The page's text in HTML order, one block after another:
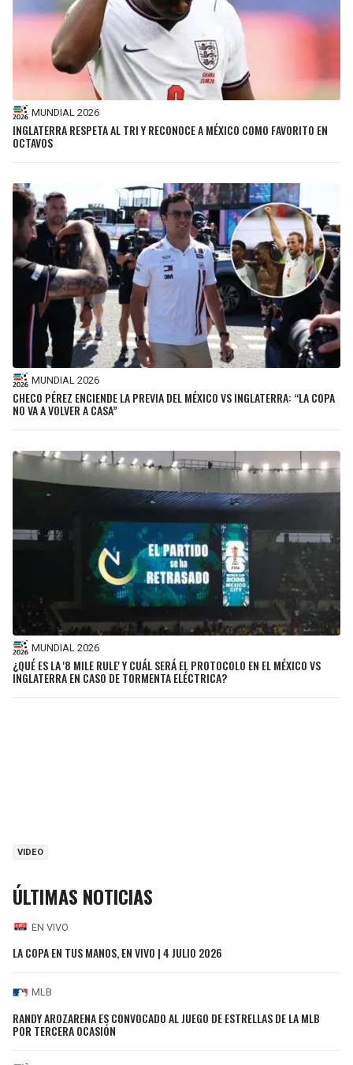
MUNDIAL 2026
INGLATERRA RESPETA AL TRI Y RECONOCE A MÉXICO COMO FAVORITO EN
OCTAVOS
MUNDIAL 2026
CHECO PÉREZ ENCIENDE LA PREVIA DEL MÉXICO VS INGLATERRA: “LA COPA
NO VA A VOLVER A CASA”
MUNDIAL 2026
¿QUÉ ES LA '8 MILE RULE' Y CUÁL SERÁ EL PROTOCOLO EN EL MÉXICO VS
INGLATERRA EN CASO DE TORMENTA ELÉCTRICA?
VIDEO
ÚLTIMAS NOTICIAS
EN VIVO
LA COPA EN TUS MANOS, EN VIVO | 4 JULIO 2026
MLB
RANDY AROZARENA ES CONVOCADO AL JUEGO DE ESTRELLAS DE LA MLB
POR TERCERA OCASIÓN